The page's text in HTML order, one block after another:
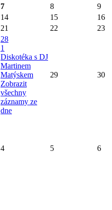
7 8
9
14 15
16
21 22 23
28
1
Diskotéka s DJ
Martinem
Matýskem
Zobrazit
všechny
záznamy ze
dne
29 30
4 5 6